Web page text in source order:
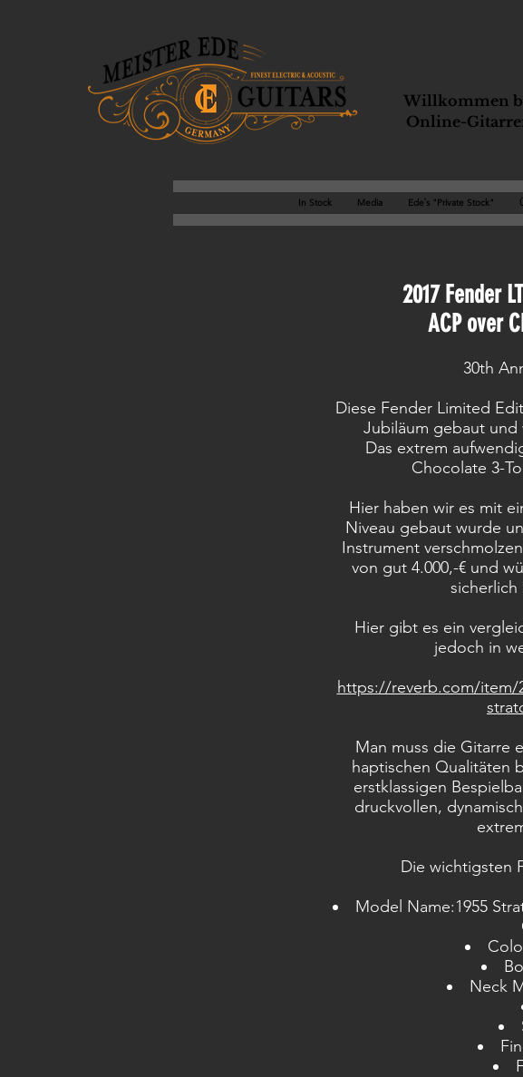
Willkommen
Online-Gita
In Stock Media Ede`s "Private Stock"
2017 Fender
ACP over
30th
Diese Fender Limited
Jubiläum gebaut und
Das extrem
Chocolate 3-
Hier haben wir es mit
Niveau gebaut wurde
Instrument
von gut 4.000,-€ und
sicherlich
Hier gibt es ein
jedoch in
https://reverb.com/item/
Man muss die Gitarre
haptischen Qualitäten
erstklassigen
druckvollen,
Die wichtigsten
Model Name:1955
Neck